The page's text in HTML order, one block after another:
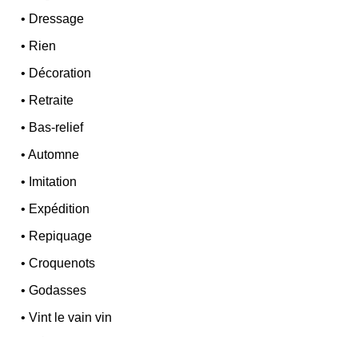
• Dressage
• Rien
• Décoration
• Retraite
• Bas-relief
•Automne
• Imitation
• Expédition
• Repiquage
•Croquenots
•Godasses
•Vint le vain vin